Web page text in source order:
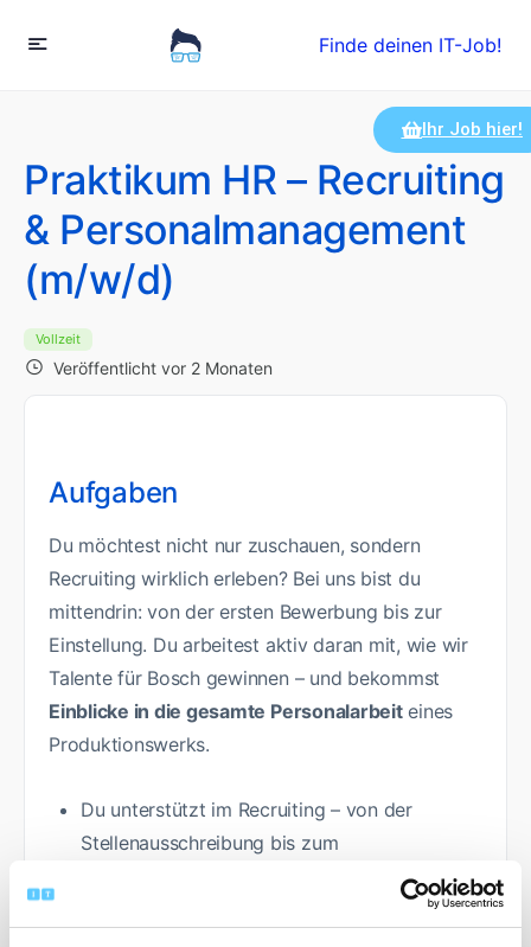
Finde deinen IT-Job!
Praktikum HR – Recruiting
& Personalmanagement
(m/w/d)
Vollzeit
Veröffentlicht vor 2 Monaten
Ihr Job hier!
Aufgaben
Du möchtest nicht nur zuschauen, sondern
Recruiting wirklich erleben? Bei uns bist du
mittendrin: von der ersten Bewerbung bis zur
Einstellung. Du arbeitest aktiv daran mit, wie wir
Talente für Bosch gewinnen – und bekommst
Einblicke in die gesamte Personalarbeiteines
Produktionswerks.
Du unterstützt im Recruiting – von der
Stellenausschreibung bis zum